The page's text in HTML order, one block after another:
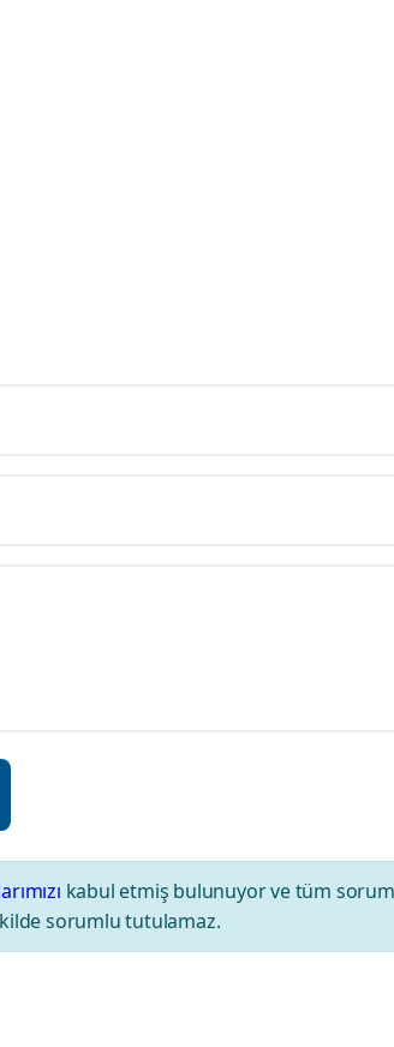
kabul etmiş bulunuyor ve tüm
sorumlu tutulamaz.